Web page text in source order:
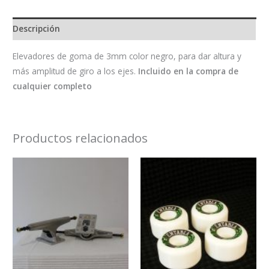
Descripción
Elevadores de goma de 3mm color negro, para dar altura y
más amplitud de giro a los ejes. Incluido en la compra de
cualquier completo
Productos relacionados